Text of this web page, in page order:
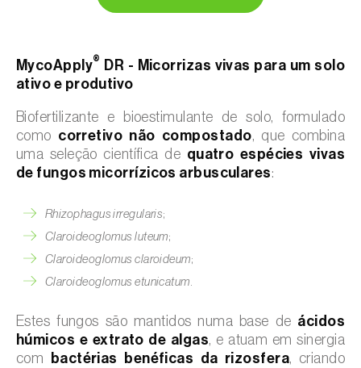
MycoApply® DR - Micorrizas vivas para um solo
ativo e produtivo
Biofertilizante e bioestimulante de solo, formulado
como corretivo não compostado, que combina
uma seleção científica de quatro espécies vivas
de fungos micorrízicos arbusculares:
Rhizophagus irregularis;
Claroideoglomus luteum;
Claroideoglomus claroideum;
Claroideoglomus etunicatum
Estes fungos são mantidos numa base de ácidos
húmicos e extrato de algas, e atuam em sinergia
com
bactérias benéficas da rizosfera, criando